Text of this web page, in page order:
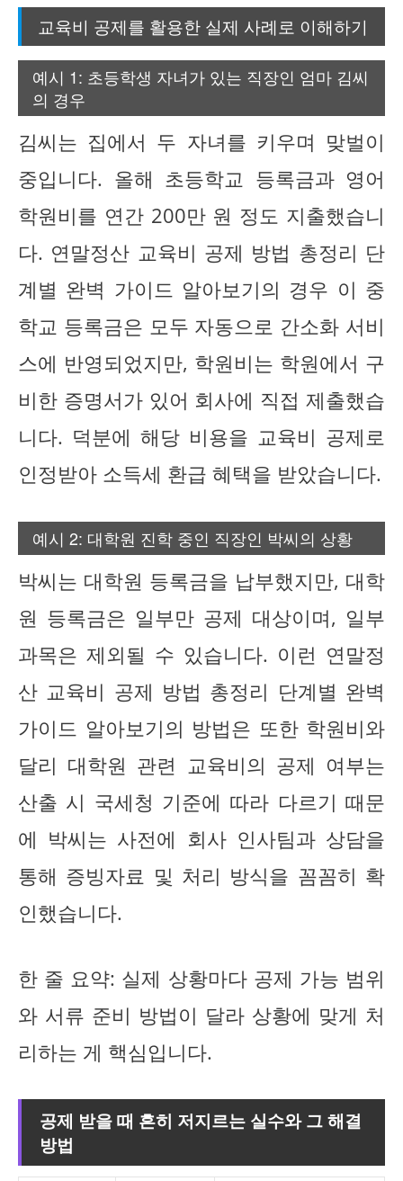
교육비 공제를 활용한 실제 사례로 이해하기
예시 1: 초등학생 자녀가 있는 직장인 엄마 김씨
의 경우
김씨는 집에서 두 자녀를 키우며 맞벌이
중입니다. 올해 초등학교 등록금과 영어
학원비를 연간 200만 원 정도 지출했습니
다. 연말정산 교육비 공제 방법 총정리 단
계별 완벽 가이드 알아보기의 경우 이 중
학교 등록금은 모두 자동으로 간소화 서비
스에 반영되었지만, 학원비는 학원에서 구
비한 증명서가 있어 회사에 직접 제출했습
니다. 덕분에 해당 비용을 교육비 공제로
인정받아 소득세 환급 혜택을 받았습니다.
예시 2: 대학원 진학 중인 직장인 박씨의 상황
박씨는 대학원 등록금을 납부했지만, 대학
원 등록금은 일부만 공제 대상이며, 일부
과목은 제외될 수 있습니다. 이런 연말정
산 교육비 공제 방법 총정리 단계별 완벽
가이드 알아보기의 방법은 또한 학원비와
달리 대학원 관련 교육비의 공제 여부는
산출 시 국세청 기준에 따라 다르기 때문
에 박씨는 사전에 회사 인사팀과 상담을
통해 증빙자료 및 처리 방식을 꼼꼼히 확
인했습니다.
한 줄 요약: 실제 상황마다 공제 가능 범위
와 서류 준비 방법이 달라 상황에 맞게 처
리하는 게 핵심입니다.
공제 받을 때 흔히 저지르는 실수와 그 해결
방법